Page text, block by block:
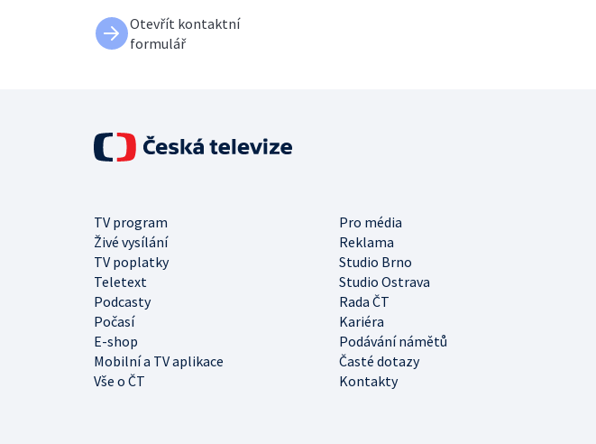
Otevřít kontaktní
formulář
TV program
Pro média
Živé vysílání
Reklama
TV poplatky
Studio Brno
Teletext
Studio Ostrava
Podcasty
Rada ČT
Počasí
Kariéra
E-shop
Podávání námětů
Mobilní a TV aplikace
Časté dotazy
Vše o ČT
Kontakty